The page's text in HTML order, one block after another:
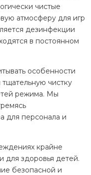
чистые
атмосферу для игр
дезинфекции
в постоянном
особенности
чистку
режима. Мы
для персонала и
крайне
для здоровья детей.
безопасной и